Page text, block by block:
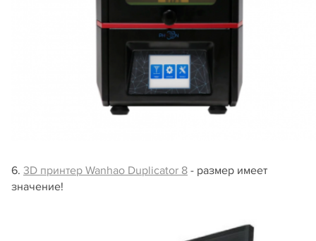
6. 3D принтер Wanhao Duplicator 8 - размер имеет
значение!